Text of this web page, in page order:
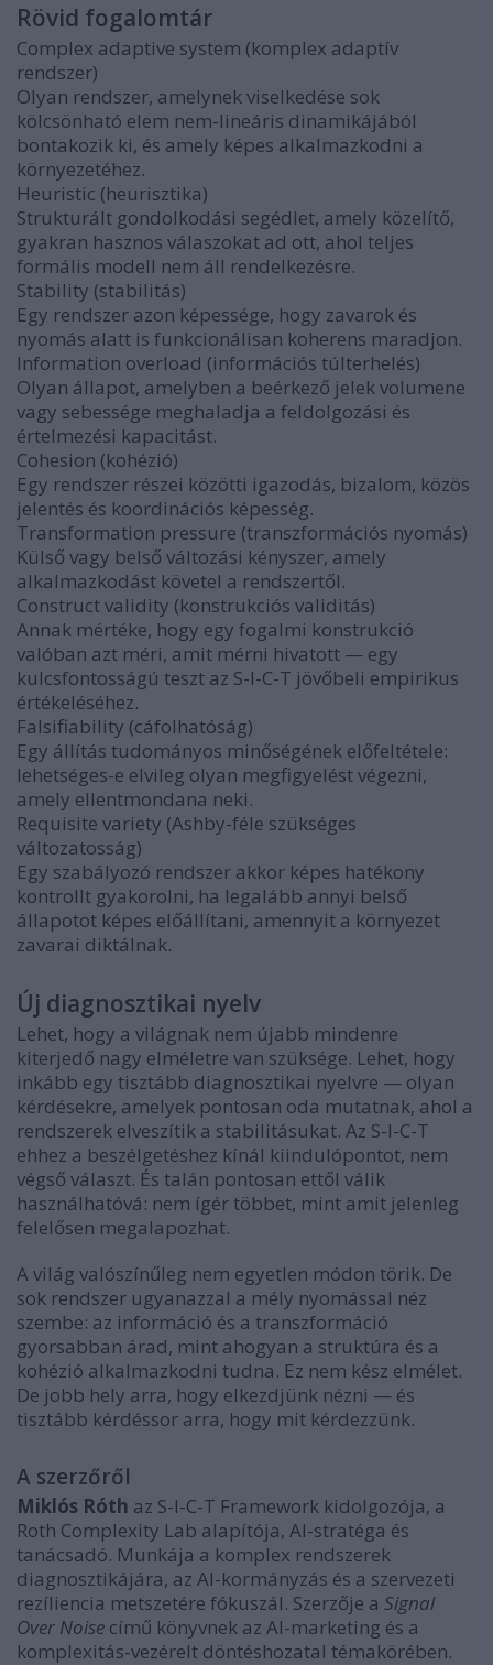
Rövid fogalomtár
Complex adaptive system (komplex adaptív
rendszer)
Olyan rendszer, amelynek viselkedése sok
kölcsönható elem nem-lineáris dinamikájából
bontakozik ki, és amely képes alkalmazkodni a
környezetéhez.
Heuristic (heurisztika)
Strukturált gondolkodási segédlet, amely közelítő,
gyakran hasznos válaszokat ad ott, ahol teljes
formális modell nem áll rendelkezésre.
Stability (stabilitás)
Egy rendszer azon képessége, hogy zavarok és
nyomás alatt is funkcionálisan koherens maradjon.
Information overload (információs túlterhelés)
Olyan állapot, amelyben a beérkező jelek volumene
vagy sebessége meghaladja a feldolgozási és
értelmezési kapacitást.
Cohesion (kohézió)
Egy rendszer részei közötti igazodás, bizalom, közös
jelentés és koordinációs képesség.
Transformation pressure (transzformációs nyomás)
Külső vagy belső változási kényszer, amely
alkalmazkodást követel a rendszertől.
Construct validity (konstrukciós validitás)
Annak mértéke, hogy egy fogalmi konstrukció
valóban azt méri, amit mérni hivatott — egy
kulcsfontosságú teszt az S-I-C-T jövőbeli empirikus
értékeléséhez.
Falsifiability (cáfolhatóság)
Egy állítás tudományos minőségének előfeltétele:
lehetséges-e elvileg olyan megfigyelést végezni,
amely ellentmondana neki.
Requisite variety (Ashby-féle szükséges
változatosság)
Egy szabályozó rendszer akkor képes hatékony
kontrollt gyakorolni, ha legalább annyi belső
állapotot képes előállítani, amennyit a környezet
zavarai diktálnak.
Új diagnosztikai nyelv
Lehet, hogy a világnak nem újabb mindenre
kiterjedő nagy elméletre van szüksége. Lehet, hogy
inkább egy tisztább diagnosztikai nyelvre — olyan
kérdésekre, amelyek pontosan oda mutatnak, ahol a
rendszerek elveszítik a stabilitásukat. Az S-I-C-T
ehhez a beszélgetéshez kínál kiindulópontot, nem
végső választ. És talán pontosan ettől válik
használhatóvá: nem ígér többet, mint amit jelenleg
felelősen megalapozhat.
A világ valószínűleg nem egyetlen módon törik. De
sok rendszer ugyanazzal a mély nyomással néz
szembe: az információ és a transzformáció
gyorsabban árad, mint ahogyan a struktúra és a
kohézió alkalmazkodni tudna. Ez nem kész elmélet.
De jobb hely arra, hogy elkezdjünk nézni — és
tisztább kérdéssor arra, hogy mit kérdezzünk.
A szerzőről
Miklós Róth az S-I-C-T Framework kidolgozója, a
Roth Complexity Lab alapítója, AI-stratéga és
tanácsadó. Munkája a komplex rendszerek
diagnosztikájára, az AI-kormányzás és a szervezeti
rezíliencia metszetére fókuszál. Szerzője a Signal
Over Noise című könyvnek az AI-marketing és a
komplexitás-vezérelt döntéshozatal témakörében.